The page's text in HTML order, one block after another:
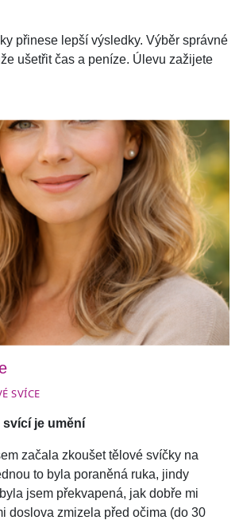
přinese lepší výsledky. Výběr správné
ušetřit čas a peníze. Úlevu zažijete
SVÍCE
je umění
začala zkoušet tělové svíčky na
to byla poraněná ruka, jindy
jsem překvapená, jak dobře mi
doslova zmizela před očima (do 30